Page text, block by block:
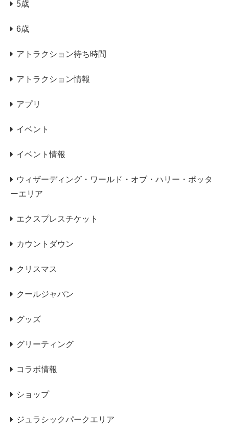
5歳
6歳
アトラクション待ち時間
アトラクション情報
アプリ
イベント
イベント情報
ウィザーディング・ワールド・オブ・ハリー・ポッタ
ーエリア
エクスプレスチケット
カウントダウン
クリスマス
クールジャパン
グッズ
グリーティング
コラボ情報
ショップ
ジュラシックパークエリア